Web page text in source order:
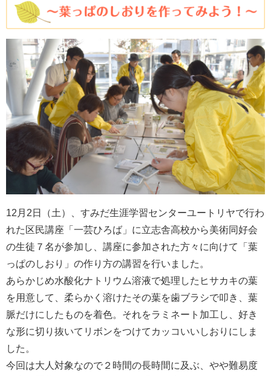
12月2日（土）、すみだ生涯学習センターユートリヤで行わ
れた区民講座「一芸ひろば」に立志舎高校から美術同好会
の生徒７名が参加し、講座に参加された方々に向けて「葉
っぱのしおり」の作り方の講習を行いました。
あらかじめ水酸化ナトリウム溶液で処理したヒサカキの葉
を用意して、柔らかく溶けたその葉を歯ブラシで叩き、葉
脈だけにしたものを着色。それをラミネート加工し、好き
な形に切り抜いてリボンをつけてカッコいいしおりにしま
した。
今回は大人対象なので２時間の長時間に及ぶ、やや難易度